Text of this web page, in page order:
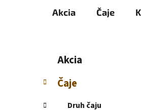
Akcia Čaje
č
ý
Preskočiť
kategórie
t
e
Akcia
Čaje
Druh čaju